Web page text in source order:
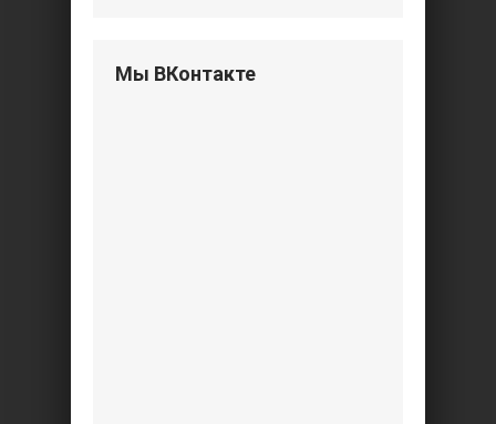
Мы ВКонтакте